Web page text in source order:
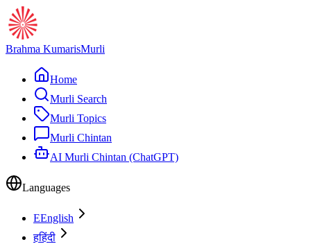
Brahma KumarisMurli
Home
Murli Search
Murli Topics
Murli Chintan
AI Murli Chintan (ChatGPT)
Languages
EEnglish
हहिंदी